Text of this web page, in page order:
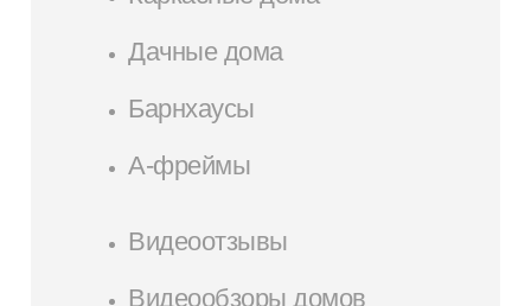
Дачные дома
Барнхаусы
А-фреймы
Видеоотзывы
Видеообзоры домов